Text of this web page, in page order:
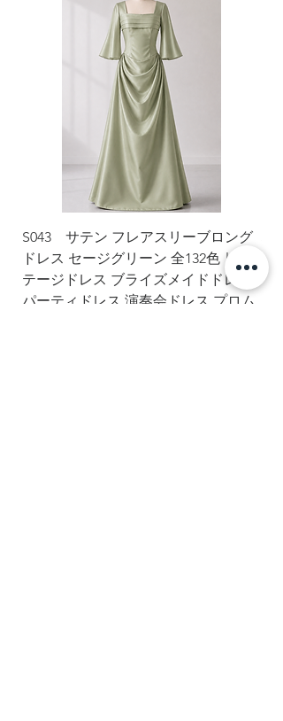
S043 サテン フレアスリーブロング
ドレス セージグリーン 全132色｜ス
テージドレス ブライズメイドドレス
パーティドレス 演奏会ドレス プロム
ン
ド